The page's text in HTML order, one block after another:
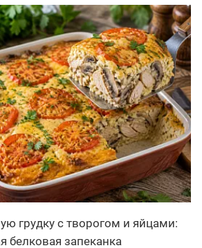
грудку с творогом и яйцами:
белковая запеканка